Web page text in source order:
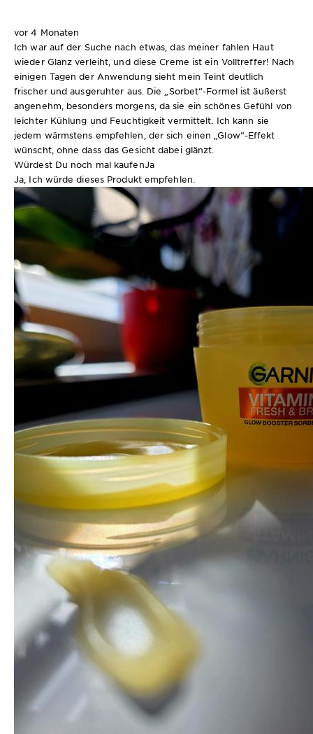
vor 4 Monaten
Ich war auf der Suche nach etwas, das meiner fahlen Haut
wieder Glanz verleiht, und diese Creme ist ein Volltreffer! Nach
einigen Tagen der Anwendung sieht mein Teint deutlich
frischer und ausgeruhter aus. Die „Sorbet“-Formel ist äußerst
angenehm, besonders morgens, da sie ein schönes Gefühl von
leichter Kühlung und Feuchtigkeit vermittelt. Ich kann sie
jedem wärmstens empfehlen, der sich einen „Glow“-Effekt
wünscht, ohne dass das Gesicht dabei glänzt.
Würdest Du noch mal kaufenJa
Ja, Ich würde dieses Produkt empfehlen.